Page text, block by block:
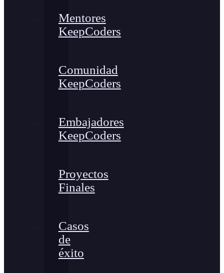
Mentores
KeepCoders
Comunidad
KeepCoders
Embajadores
KeepCoders
Proyectos
Finales
Casos
de
éxito